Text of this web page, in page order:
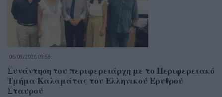
06/08/2026 09:58
Συνάντηση του περιφερειάρχη με το Περιφερειακό
Τμήμα Καλαμάτας του Ελληνικού Ερυθρού
Σταυρού